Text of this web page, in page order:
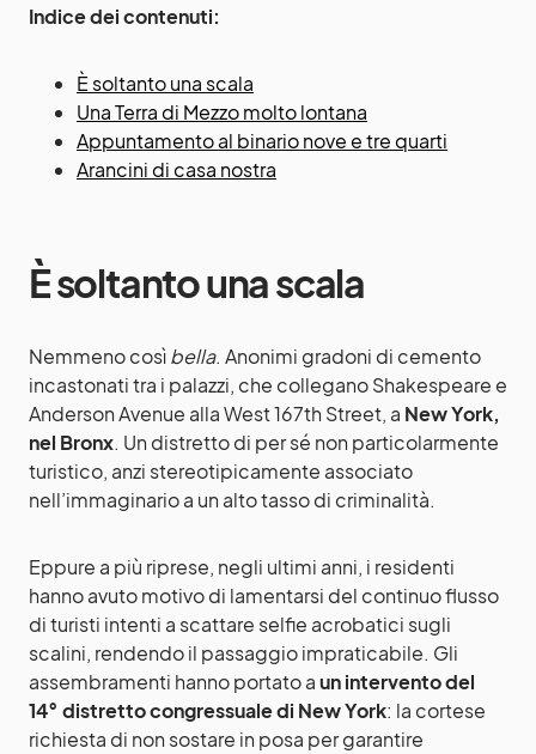
Indice dei contenuti:
È soltanto una scala
Una Terra di Mezzo molto lontana
Appuntamento al binario nove e tre quarti
Arancini di casa nostra
È soltanto una scala
Nemmeno cosìbella. Anonimi gradoni di cemento
incastonati tra i palazzi, che collegano Shakespeare e
Anderson Avenue alla West 167th Street, a New York,
nel Bronx. Un distretto di per sé non particolarmente
turistico, anzi stereotipicamente associato
nell’immaginario a un alto tasso di criminalità.
Eppure a più riprese, negli ultimi anni, i residenti
hanno avuto motivo di lamentarsi del continuo flusso
di turisti intenti a scattare selfie acrobatici sugli
scalini, rendendo il passaggio impraticabile. Gli
assembramenti hanno portato aun intervento del
14° distretto congressuale di New York: la cortese
richiesta di non sostare in posa per garantire